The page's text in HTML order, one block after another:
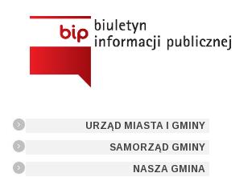
URZĄD MIASTA I GMINY
SAMORZĄD GMINY
NASZA GMINA